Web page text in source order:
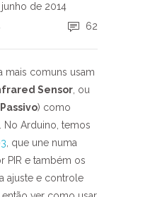
de 2014
62
mais comuns usam
Sensor , ou
) como
Arduino, temos
, que une numa
PIR e também os
ajuste e controle